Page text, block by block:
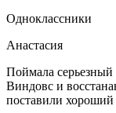
Одноклассники
Анастасия
Поймала серьезный
Виндовс и
поставили